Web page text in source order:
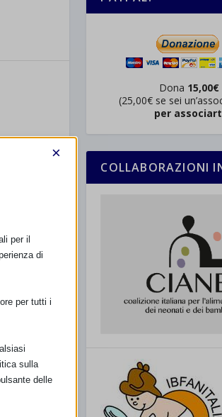
NASCITA” –
Dona 15,00€
(25,00€ se sei
per
COLLABORAZIONI
×
per il
di
per tutti i
sulla
delle